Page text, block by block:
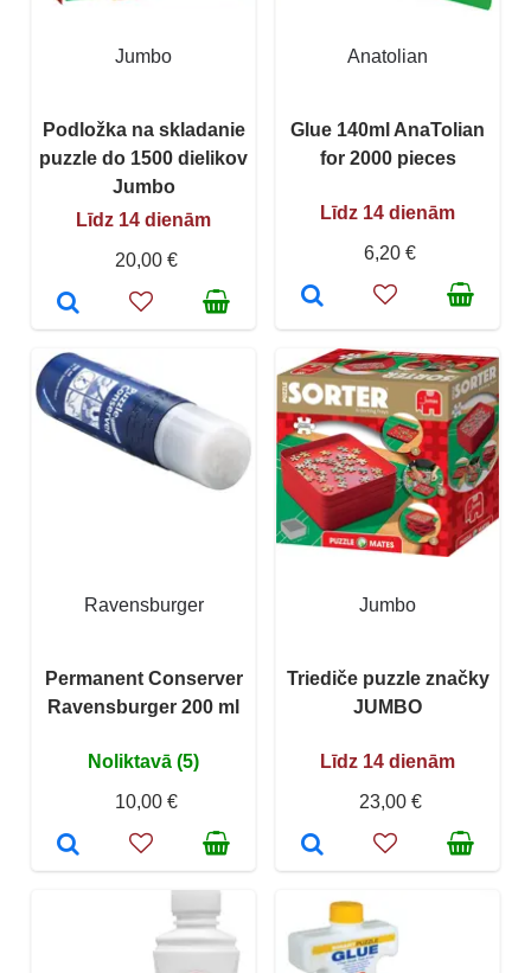
Jumbo
Podložka na skladanie
puzzle do 1500 dielikov
Jumbo
Līdz 14 dienām
20,00 €
Anatolian
Glue 140ml AnaTolian
for 2000 pieces
Līdz 14 dienām
6,20 €
Ravensburger
Permanent Conserver
Ravensburger 200 ml
Noliktavā (5)
10,00 €
Jumbo
Triediče puzzle značky
JUMBO
Līdz 14 dienām
23,00 €